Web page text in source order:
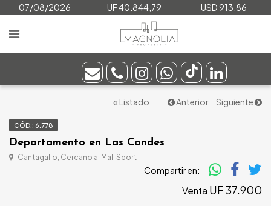
07/08/2026 UF 40.844,79 USD 913,86
« Listado Anterior Siguiente
CÓD.: 6.778
Departamento en Las Condes
Cantagallo, Cercano al Mall Sport
Compartir en:
Venta UF 37.900